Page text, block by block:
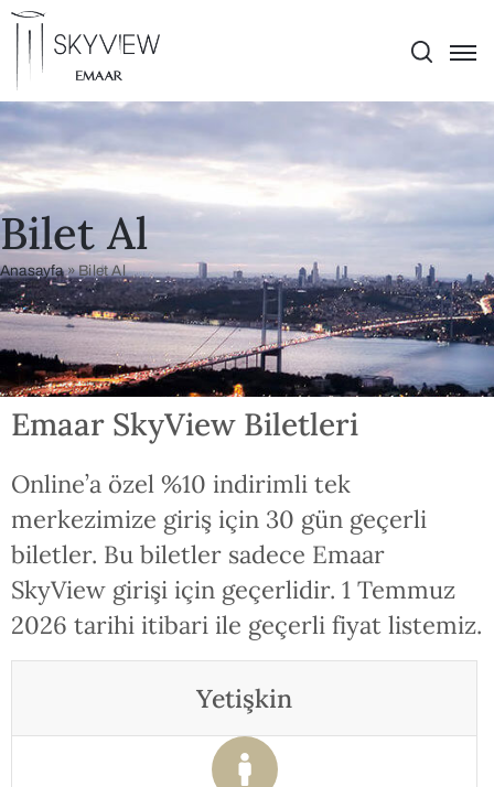
Bilet Al
Anasayfa»Bilet Al
Emaar SkyView Biletleri
Online’a özel %10 indirimli tek
merkezimize giriş için 30 gün geçerli
biletler. Bu biletler sadece Emaar
SkyView girişi için geçerlidir. 1 Temmuz
2026 tarihi itibari ile geçerli fiyat listemiz.
Yetişkin